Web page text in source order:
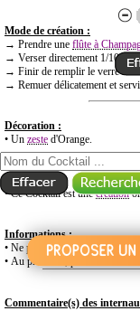
Mode de création :
→ Prendre une flûte à
→ Verser directement 1/10 de
→ Finir de remplir le verre
→ Remuer délicatement et
Décoration :
• Un zeste d'Orange.
Historique :
• Ce Cocktail est unecréation
Informations :
• Ne pas mettre de glaçons
• Au préalable, penser à
Commentaire(s) des